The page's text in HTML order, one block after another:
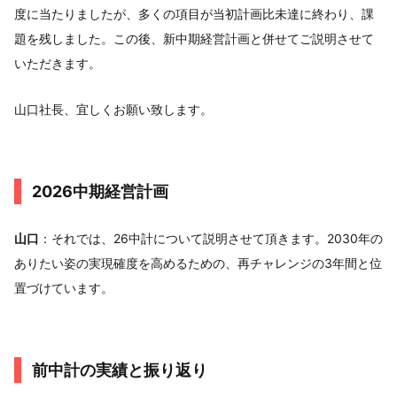
度に当たりましたが、多くの項目が当初計画比未達に終わり、課
題を残しました。この後、新中期経営計画と併せてご説明させて
いただきます。
山口社長、宜しくお願い致します。
2026中期経営計画
山口 ：それでは、26中計について説明させて頂きます。2030年の
ありたい姿の実現確度を高めるための、再チャレンジの3年間と位
置づけています。
前中計の実績と振り返り